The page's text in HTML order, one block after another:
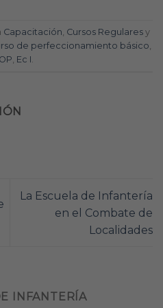
Capacitación Cursos Regulares y
de perfeccionamiento básico
Ec I
La Escuela de Infantería
en el Combate de
Localidades
INFANTERÍA